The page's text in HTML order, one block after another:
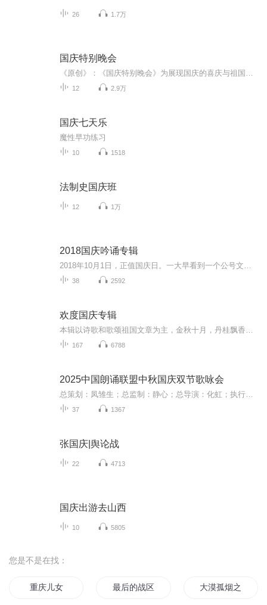
26 1.7万
国庆特别晚会
12 2.9万
国庆七天乐
魔性早功练习
10 1518
法制史国庆班
12 1万
2018国庆吟诵专辑
38 2592
欢度国庆专辑
167 6788
2025中国朗诵联盟中秋国庆双节歌咏会
37 1367
张国庆|舆论战
22 4713
国庆出游去山西
10 5805
您是不是在找：
重庆儿女 最后的战区 大漠孤烟之庆丰城